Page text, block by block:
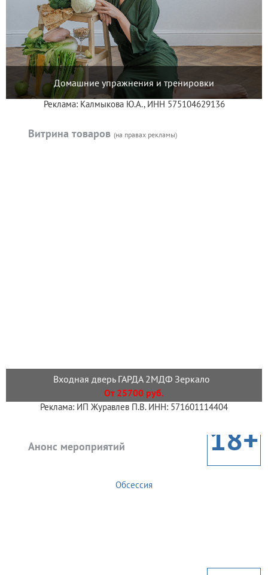
Домашние упражнения и тренировки
Реклама: Калмыкова Ю.А., ИНН 575104629136
Витрина товаров (на правах рекламы)
Входная дверь ГАРДА 2МДФ Зеркало
От 25700 руб.
Реклама: ИП Журавлев П.В. ИНН: 571601114404
Анонс мероприятий 18+
Обсессия